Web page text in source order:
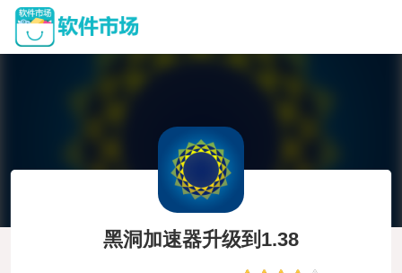
黑洞加速器升级到1.38